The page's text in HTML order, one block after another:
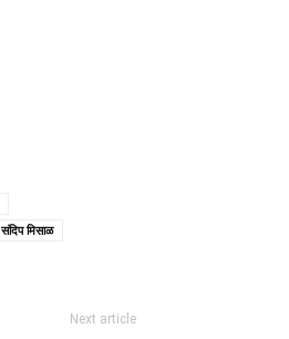
संदिप मिसाळ
Next article